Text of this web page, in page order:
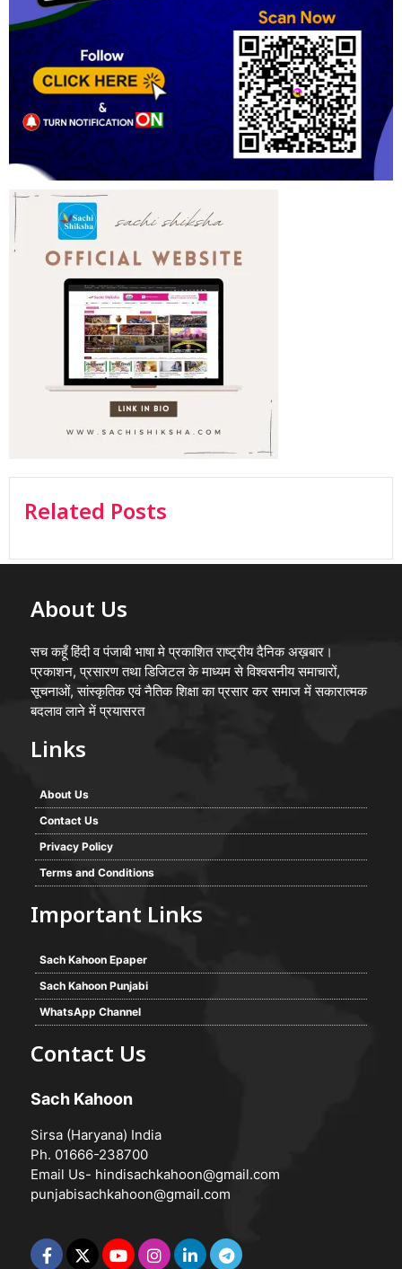
Related Posts
About Us
सच कहूँ हिंदी व पंजाबी भाषा मे प्रकाशित राष्ट्रीय दैनिक अख़बार।
प्रकाशन, प्रसारण तथा डिजिटल के माध्यम से विश्वसनीय समाचारों,
सूचनाओं, सांस्कृतिक एवं नैतिक शिक्षा का प्रसार कर समाज में सकारात्मक
बदलाव लाने में प्रयासरत
Links
About Us
Contact Us
Privacy Policy
Terms and Conditions
Important Links
Sach Kahoon Epaper
Sach Kahoon Punjabi
WhatsApp Channel
Contact Us
Sach Kahoon
Sirsa (Haryana) India
Ph. 01666-238700
Email Us- hindisachkahoon@gmail.com
punjabisachkahoon@gmail.com